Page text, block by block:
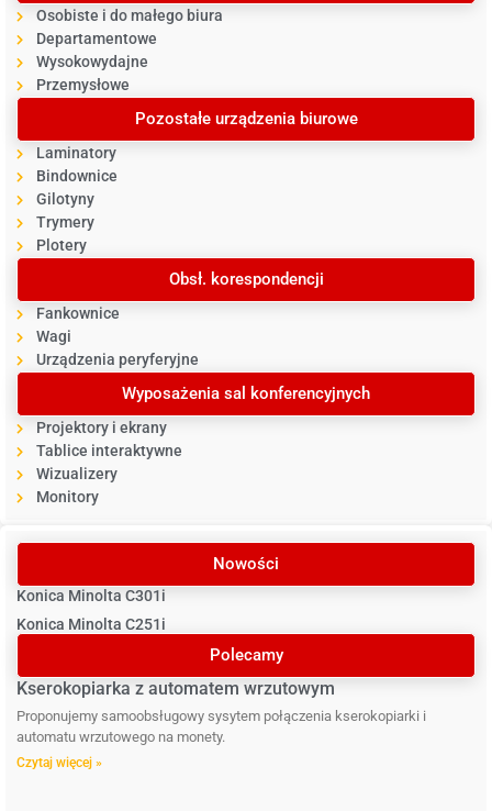
Osobiste i do małego biura
Departamentowe
Wysokowydajne
Przemysłowe
Pozostałe urządzenia biurowe
Laminatory
Bindownice
Gilotyny
Trymery
Plotery
Obsł. korespondencji
Fankownice
Wagi
Urządzenia peryferyjne
Wyposażenia sal konferencyjnych
Projektory i ekrany
Tablice interaktywne
Wizualizery
Monitory
Nowości
Konica Minolta C301i
Konica Minolta C251i
Polecamy
Kserokopiarka z automatem wrzutowym
Proponujemy samoobsługowy sysytem połączenia kserokopiarki i
automatu wrzutowego na monety.
Czytaj więcej »